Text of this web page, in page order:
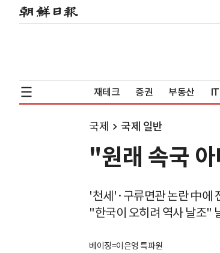
재테크 증권 부동산 IT
국제 국제 일반
"원래 속국
'천세'·구류면관 논란 中에
"한국이 오히려 역사 날조"
베이징=이은영 특파원